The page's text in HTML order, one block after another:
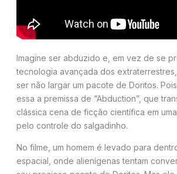
Imagine ser abduzido e, em vez de se
tecnologia avançada dos
ser não largar um pacote de Doritos.
essa a premissa de “Abduction”, que
clássica cena de ficção científica em
pelo controle do salgadinho.
No filme, um homem é levado para
espacial, onde alienígenas tentam